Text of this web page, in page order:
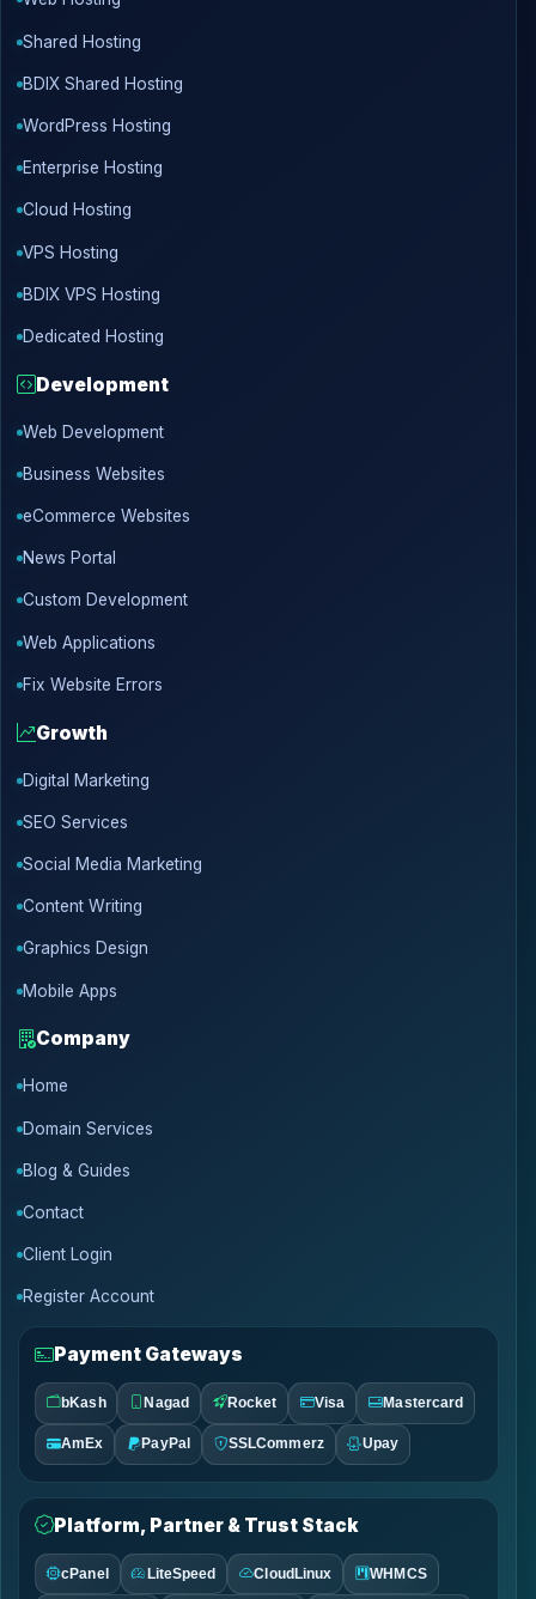
Shared Hosting
BDIX Shared Hosting
WordPress Hosting
Enterprise Hosting
Cloud Hosting
VPS Hosting
BDIX VPS Hosting
Dedicated Hosting
Development
Web Development
Business Websites
eCommerce Websites
News Portal
Custom Development
Web Applications
Fix Website Errors
Growth
Digital Marketing
SEO Services
Social Media Marketing
Content Writing
Graphics Design
Mobile Apps
Company
Home
Domain Services
Blog & Guides
Contact
Client Login
Register Account
Payment Gateways
bKash Nagad Rocket Visa Mastercard
AmEx PayPal SSLCommerz Upay
Platform, Partner & Trust Stack
cPanel LiteSpeed CloudLinux WHMCS